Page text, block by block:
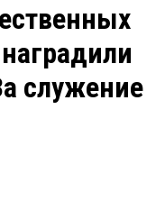
Блоги
служение